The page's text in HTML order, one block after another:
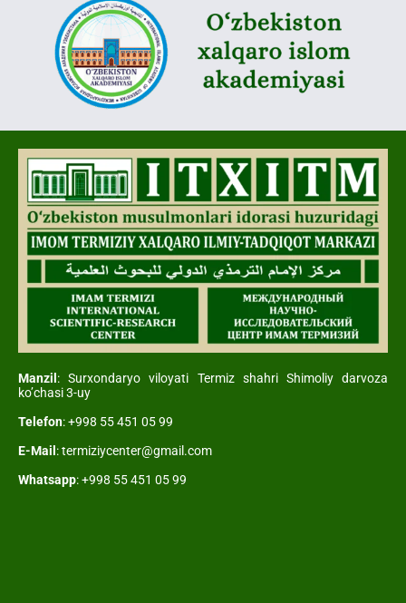
Manzil : Surxondaryo viloyati Termiz shahri Shimoliy darvoza
ko’chasi 3-uy
Telefon: +998 55 451 05 99
E-Mail : termiziycenter@gmail.com
Whatsapp: +998 55 451 05 99